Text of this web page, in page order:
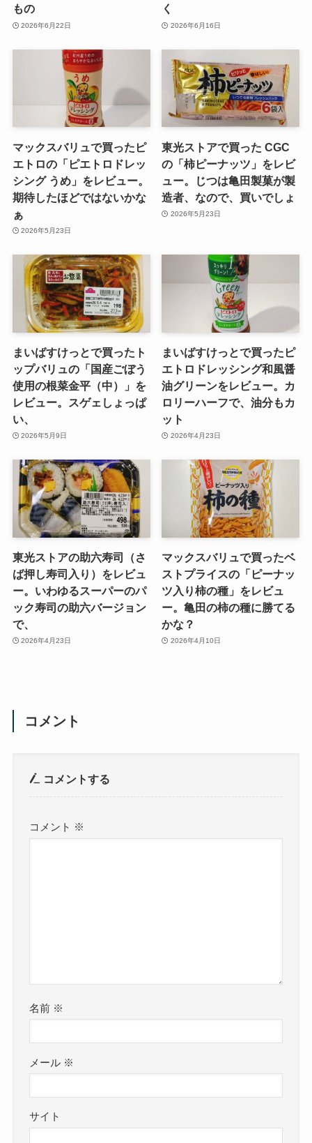
もの
2026年6月22日
く
2026年6月16日
マックスバリュで買ったピ
エトロの「ピエトロドレッ
シング うめ」をレビュー。
期待したほどではないかな
ぁ
2026年5月23日
東光ストアで買った CGC
の「柿ピーナッツ」をレビ
ュー。じつは亀田製菓が製
造者、なので、買いでしょ
2026年5月23日
まいばすけっとで買ったト
ップバリュの「国産ごぼう
使用の根菜金平（中）」を
レビュー。スゲェしょっぱ
い、
2026年5月9日
まいばすけっとで買ったピ
エトロドレッシング和風醤
油グリーンをレビュー。カ
ロリーハーフで、油分もカ
ット
2026年4月23日
東光ストアの助六寿司（さ
ば押し寿司入り）をレビュ
ー。いわゆるスーパーのパ
ック寿司の助六バージョン
で、
2026年4月23日
マックスバリュで買ったベ
ストプライスの「ピーナッ
ツ入り柿の種」をレビュ
ー。亀田の柿の種に勝てる
かな？
2026年4月10日
コメント
コメントする
コメント ※
名前 ※
メール ※
サイト